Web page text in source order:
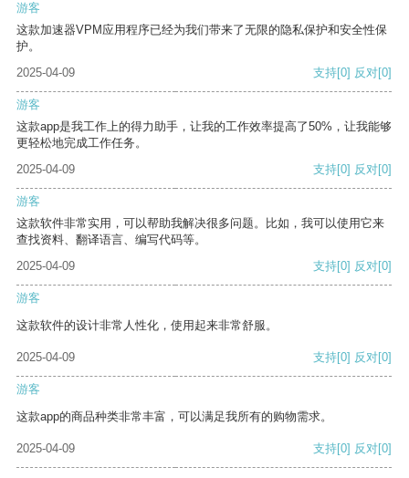
游客
这款加速器VPM应用程序已经为我们带来了无限的隐私保护和安全性保
护。
2025-04-09
支持[0] 反对[0]
游客
这款app是我工作上的得力助手，让我的工作效率提高了50%，让我能够
更轻松地完成工作任务。
2025-04-09
支持[0] 反对[0]
游客
这款软件非常实用，可以帮助我解决很多问题。比如，我可以使用它来
查找资料、翻译语言、编写代码等。
2025-04-09
支持[0] 反对[0]
游客
这款软件的设计非常人性化，使用起来非常舒服。
2025-04-09 支持[0] 反对[0]
游客
这款app的商品种类非常丰富，可以满足我所有的购物需求。
2025-04-09 支持[0] 反对[0]